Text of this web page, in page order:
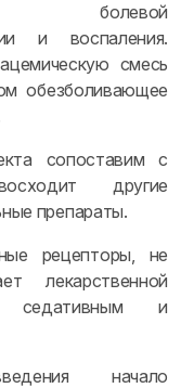
болевой
и воспаления.
смесь
обезболивающее
сопоставим с
другие
препараты.
рецепторы, не
лекарственной
седативным и
начало